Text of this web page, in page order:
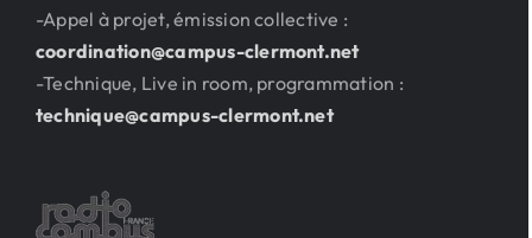
-Appel à projet, émission collective :
coordination@campus-clermont.net
-Technique, Live in room, programmation :
technique@campus-clermont.net